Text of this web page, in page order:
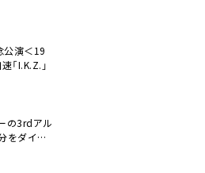
公演＜19
「I.K.Z.」
の3rdアル
をダイレ